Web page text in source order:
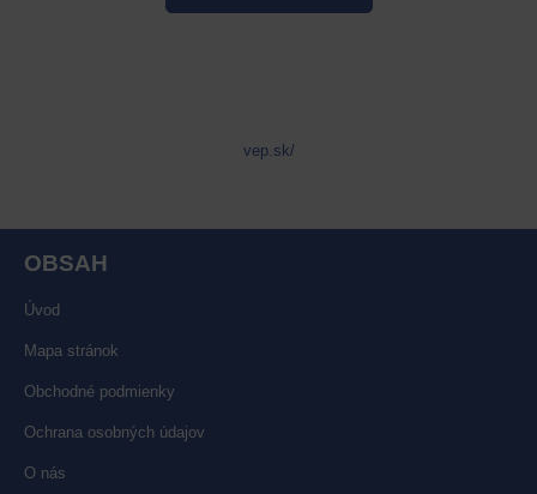
vep.sk/
OBSAH
Úvod
Mapa stránok
Obchodné podmienky
Ochrana osobných údajov
O nás